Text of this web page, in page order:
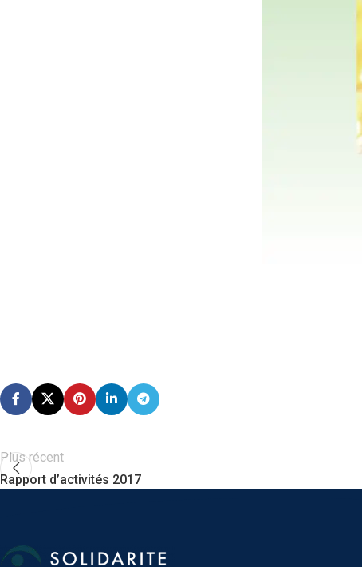
Plus récent
Rapport d’activités 2017